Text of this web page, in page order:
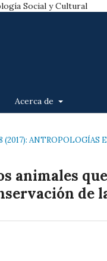
Social y Cultural
Acerca de
(2017): ANTROPOLOGÍAS
animales
de